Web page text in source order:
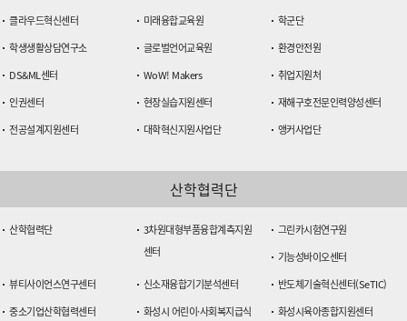
클라우드혁신센터
미래융합교육원
학군단
학생생활상담연구소
글로벌언어교육원
환경안전원
DS&ML센터
WoW! Makers
취업지원처
인권센터
현장실습지원센터
재해구호전문인력양성센터
전공설계지원센터
대학혁신지원사업단 앵커사업단
산학협력단
산학협력단
3차원대형부품융합계측지원
센터
그린카시험연구원
기능성바이오센터
뷰티사이언스연구센터
신소재융합기기분석센터
반도체기술혁신센터(SeTIC)
중소기업산학협력센터
화성시 어린이·사회복지급식
화성시육아종합지원센터